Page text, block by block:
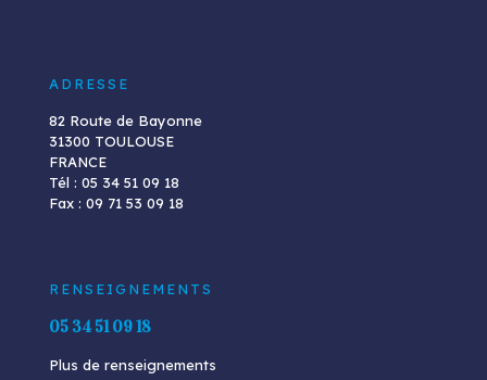
ADRESSE
82 Route de Bayonne
31300 TOULOUSE
FRANCE
Tél : 05 34 51 09 18
Fax : 09 71 53 09 18
RENSEIGNEMENTS
05 34 51 09 18
Plus de renseignements